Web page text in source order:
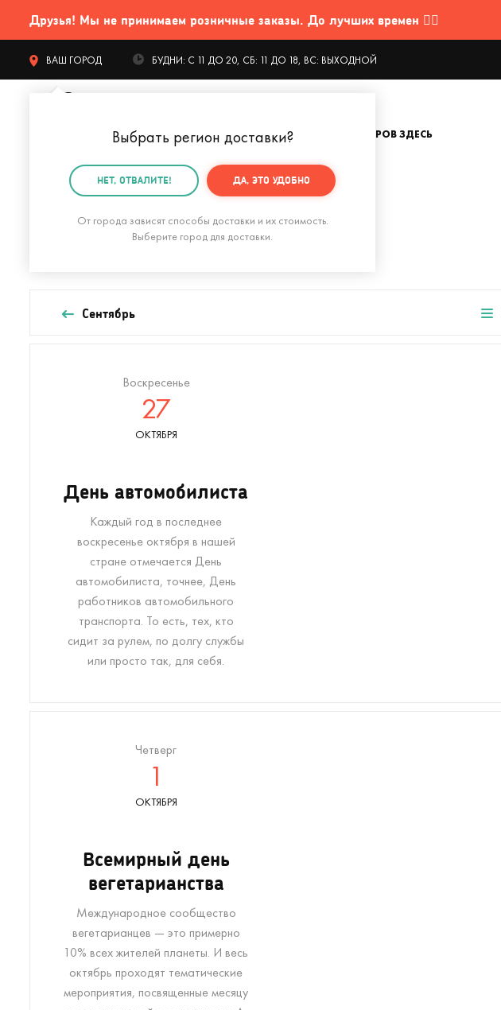
Друзья! Мы не принимаем розничные заказы. До лучших времен 🤷‍♂️
ВАШ ГОРОД
Выбрать регион доставки?
НЕТ, ОТВАЛИТЕ! ДА, ЭТО УДОБНО
От города зависят способы доставки и их стоимость.
Выберите город для доставки.
БУДНИ: С 11 ДО 20, СБ: 11 ДО 18, ВС: ВЫХОДНОЙ
КАТАЛОГ ТОВАРОВ ЗДЕСЬ
Главная Календарь праздников Октябрь
Октябрь
Сентябрь
Воскресенье
27
ОКТЯБРЯ
День автомобилиста
Каждый год в последнее
воскресенье октября в нашей
стране отмечается День
автомобилиста, точнее, День
работников автомобильного
транспорта. То есть, тех, кто
сидит за рулем, по долгу службы
или просто так, для себя.
Четверг
1
ОКТЯБРЯ
Всемирный день
вегетарианства
Международное сообщество
вегетарианцев — это примерно
10% всех жителей планеты. И весь
октябрь проходят тематические
мероприятия, посвященные месяцу